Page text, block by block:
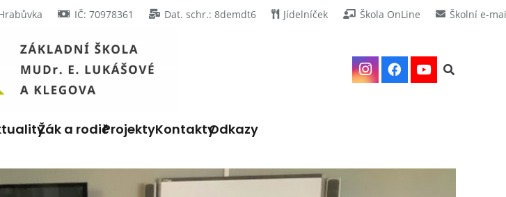
IČ: 70978361 Dat. schr.: 8demdt6 Jídelníček Škola OnLine Školní e-
Žák a rodičProjektyKontaktyOdkazy